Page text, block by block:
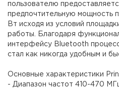
пользователю
предпочтительную мощность
Вт исходя из условий
работы. Благодаря
интерфейсу Bluetooth
стал как никогда удобным и
Основные характеристики
- Диапазон частот 410-470